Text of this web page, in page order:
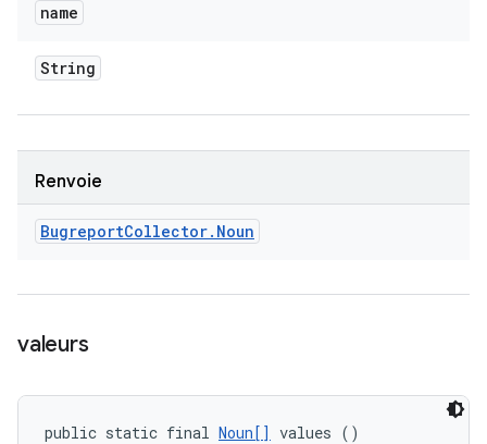
name
String
Renvoie
BugreportCollector. Noun
valeurs
public static final Noun[] values ()